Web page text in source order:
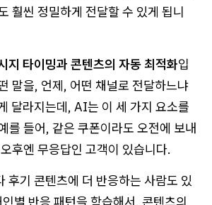
훨씬 정밀하게 전달할 수 있게 됩니
지 타이밍과 콘텐츠의 자동 최적화입
말을, 언제, 어떤 채널로 전달하느냐
달라지는데, AI는 이 세 가지 요소를
를 들어, 같은 쿠폰이라도 오전에 보내
후엔 무응답인 고객이 있습니다.
후기 콘텐츠에 더 반응하는 사람도 있